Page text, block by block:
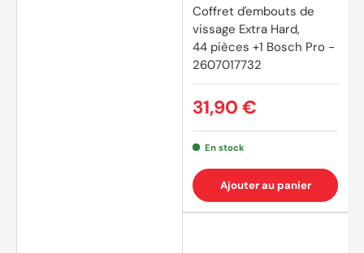
Coffret d'embouts de
vissage Extra Hard,
44 pièces +1 Bosch Pro -
2607017732
31,90 €
En stock
Ajouter au panier